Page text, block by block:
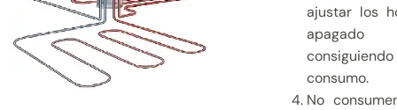
ajustar los
apagado
consumo.
No